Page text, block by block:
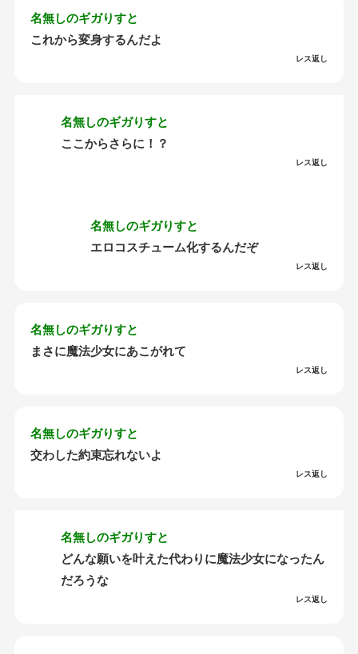
名無しのギガりすと
これから変身するんだよ
レス返し
名無しのギガりすと
ここからさらに！？
レス返し
名無しのギガりすと
エロコスチューム化するんだぞ
レス返し
名無しのギガりすと
まさに魔法少女にあこがれて
レス返し
名無しのギガりすと
交わした約束忘れないよ
レス返し
名無しのギガりすと
どんな願いを叶えた代わりに魔法少女になったん
だろうな
レス返し